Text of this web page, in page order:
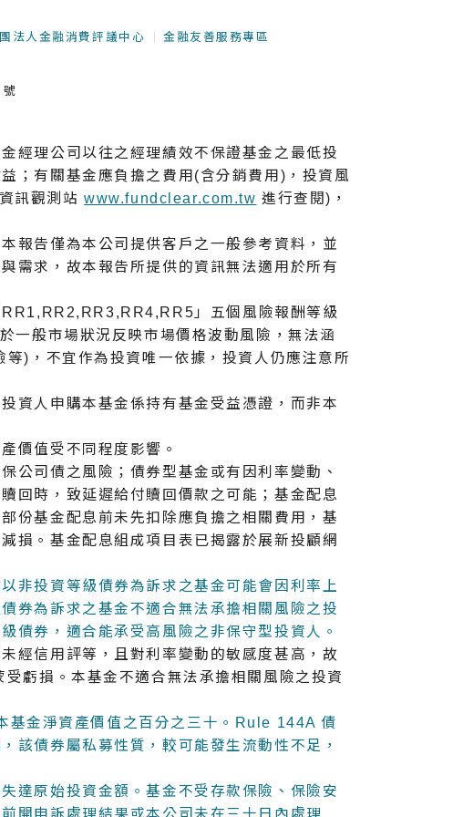
法人金融消費評議中心
金融友善服務專區
經理公司以往之經理績效不保證基金之最低投
；有關基金應負擔之費用(含分銷費用)，投資風
訊觀測站www.fundclear.com.tw 進行查閱)，
報告僅為本公司提供客戶之一般參考資料，並
需求，故本報告所提供的資訊無法適用於所有
」五個風險報酬等級
⼀般市場狀況反映市場價格波動風險，無法涵
)，不宜作為投資唯⼀依據，投資人仍應注意所
資人申購本基金係持有基金受益憑證，而非本
價值受不同程度影響。
公司債之風險；債券型基金或有因利率變動、
回時，致延遲給付贖回價款之可能；基金配息
份基金配息前未先扣除應負擔之相關費用，基
損。基金配息組成項目表已揭露於展新投顧網
非投資等級債券為訴求之基金可能會因利率上
券為訴求之基金不適合無法承擔相關風險之投
債券，適合能承受高風險之非保守型投資人。
經信用評等，且對利率變動的敏感度甚高，故
虧損。本基金不適合無法承擔相關風險之投資
金淨資產價值之百分之三十。Rule 144A 債
該債券屬私募性質，較可能發生流動性不足，
達原始投資金額。基金不受存款保險、保險安